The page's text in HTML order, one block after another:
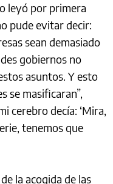
leyó por primera
pude evitar decir:
sean demasiado
gobiernos no
asuntos. Y esto
se masificaran”,
cerebro decía: ‘Mira,
tenemos que
la acogida de las